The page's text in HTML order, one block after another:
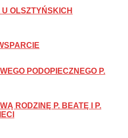
OLSZTYŃSKICH
PODOPIECZNEGO P.
RODZINĘ P. BEATĘ I P.